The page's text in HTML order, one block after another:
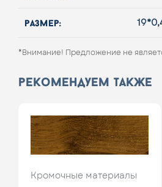
размер:
*Внимание! Предложение не
рекомендуем также
Кромочные материалы